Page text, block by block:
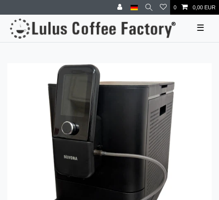
0 0,00 EUR
☰